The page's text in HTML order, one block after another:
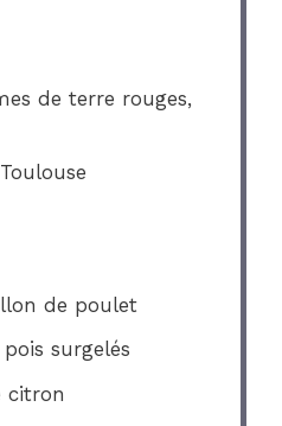
de terre rouges,
de poulet
surgelés
citron